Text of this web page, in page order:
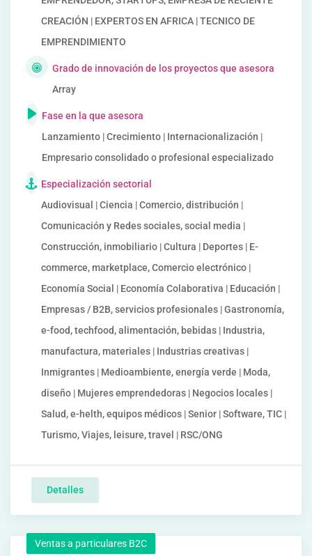
CREACIÓN | EXPERTOS EN AFRICA | TECNICO DE
EMPRENDIMIENTO
Grado de innovación de los proyectos que asesora
Array
Fase en la que asesora
Lanzamiento | Crecimiento | Internacionalización |
Empresario consolidado o profesional especializado
Especialización sectorial
Audiovisual | Ciencia | Comercio, distribución |
Comunicación y Redes sociales, social media |
Construcción, inmobiliario | Cultura | Deportes | E-
commerce, marketplace, Comercio electrónico |
Economía Social | Economía Colaborativa | Educación |
Empresas / B2B, servicios profesionales | Gastronomía,
e-food, techfood, alimentación, bebidas | Industria,
manufactura, materiales | Industrias creativas |
Inmigrantes | Medioambiente, energía verde | Moda,
diseño | Mujeres emprendedoras | Negocios locales |
Salud, e-helth, equipos médicos | Senior | Software, TIC |
Turismo, Viajes, leisure, travel | RSC/ONG
Detalles
Ventas a particulares B2C